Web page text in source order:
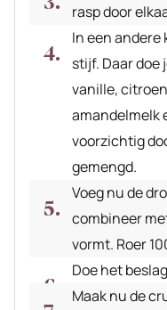
rasp door
In een andere
stijf. Daar doe
vanille,
amandelmelk
voorzichtig
gemengd.
Voeg nu de
combineer
vormt. Roer
Doe het
Maak nu de